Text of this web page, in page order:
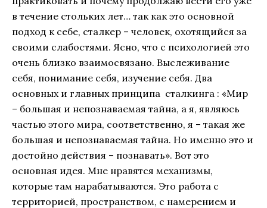
в течение стольких лет… так как это основной
подход к себе, сталкер – человек, охотящийся за
своими слабостями. Ясно, что с психологией это
очень близко взаимосвязано. Выслеживание
себя, понимание себя, изучение себя. Два
основных и главных принципа сталкинга : «Мир
– большая и непознаваемая тайна, а я, являюсь
частью этого мира, соответственно, я – такая же
большая и непознаваемая тайна. Но именно это и
достойно действия – познавать». Вот это
основная идея. Мне нравятся механизмы,
которые там нарабатываются. Это работа с
территорией, пространством, с намерением и